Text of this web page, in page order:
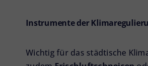
Instrumente der
Wichtig für das städtische